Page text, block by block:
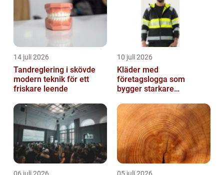
14 juli 2026
Tandreglering i skövde
modern teknik för ett
friskare leende
10 juli 2026
Kläder med
företagslogga som
bygger starkare